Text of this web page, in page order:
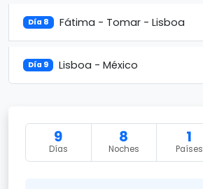
Día 8 Fátima - Tomar - Lisboa
Día 9 Lisboa - México
9
Días
8
Noches
1
Países